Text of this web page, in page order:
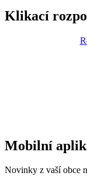
Klikací
Mobilní
Novinky z vaší obce